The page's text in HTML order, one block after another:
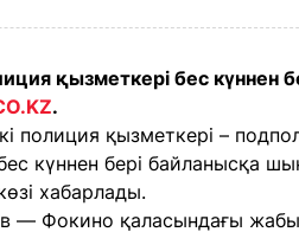
қызметкері бес күннен
.
полиция қызметкері –
күннен бері байланысқа
хабарлады.
— Фокино қаласындағы